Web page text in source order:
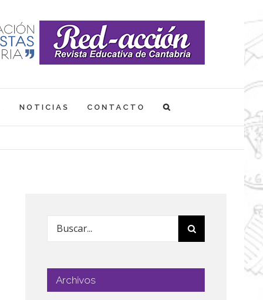
NOTICIAS CONTACTO
Buscar:
Archivos